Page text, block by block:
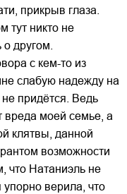
прикрыв глаза.
тут никто не
другом.
с кем-то из
слабую надежду на
не придётся. Ведь
моей семье, а
клятвы, данной
возможности
что Натаниэль не
верила, что